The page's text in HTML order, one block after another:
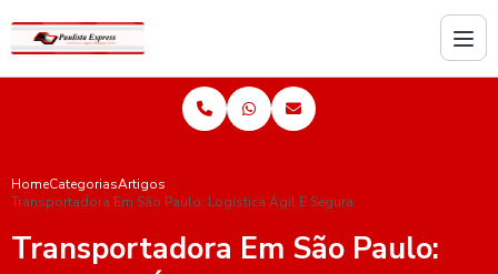
HomeCategoriasArtigos
Transportadora Em São Paulo: Logística Ágil E Segura
Transportadora Em São Paulo: